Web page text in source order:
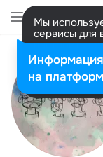
Мы
сервисы для
настроить
Разрешить
на